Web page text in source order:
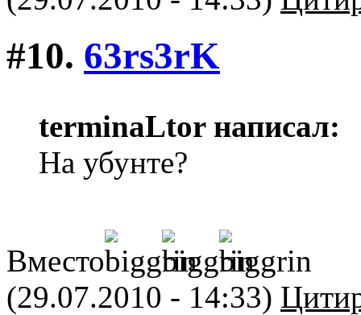
#10. 63rs3rK
terminaLtor написал:
На убунте?
Вместо
(29.07.2010 - 14:33)